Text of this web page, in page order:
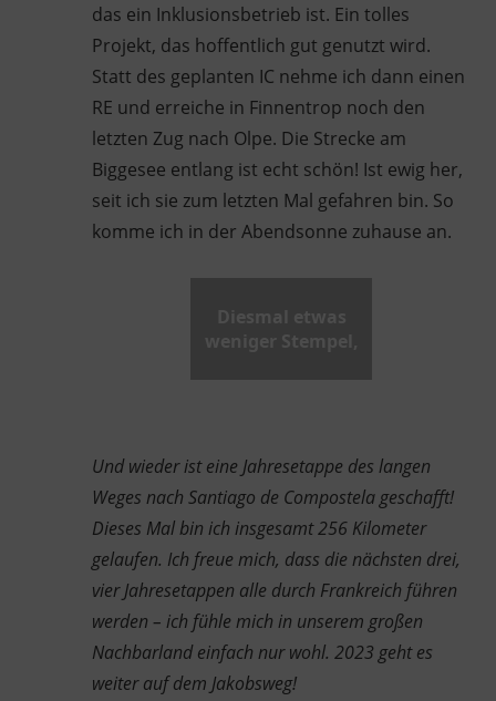
das ein Inklusionsbetrieb ist. Ein tolles
Projekt, das hoffentlich gut genutzt wird.
Statt des geplanten IC nehme ich dann einen
RE und erreiche in Finnentrop noch den
letzten Zug nach Olpe. Die Strecke am
Biggesee entlang ist echt schön! Ist ewig her,
seit ich sie zum letzten Mal gefahren bin. So
komme ich in der Abendsonne zuhause an.
Und wieder ist eine Jahresetappe des langen
Weges nach Santiago de Compostela geschafft!
Dieses Mal bin ich insgesamt 256 Kilometer
gelaufen. Ich freue mich, dass die nächsten drei,
vier Jahresetappen alle durch Frankreich führen
werden – ich fühle mich in unserem großen
Nachbarland einfach nur wohl. 2023 geht es
weiter auf dem Jakobsweg!